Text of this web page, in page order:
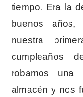
tiempo. Era la
buenos años,
nuestra
cumpleaños
robamos
almacén y nos